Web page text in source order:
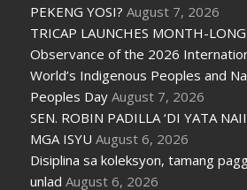
PEKENG YOSI? August 7, 2026
TRICAP LAUNCHES MONTH-
Observance of the 2026
World’s Indigenous Peoples and
Peoples Day August 7, 2026
SEN. ROBIN PADILLA ‘DI YATA
MGA ISYU August 6, 2026
Disiplina sa koleksyon, tamang
unlad August 6, 2026